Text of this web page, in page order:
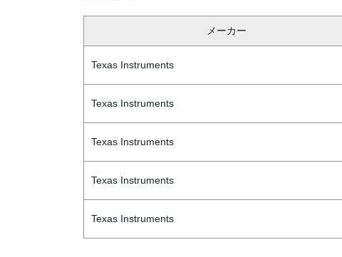
メーカー
Texas Instruments
Texas Instruments
Texas Instruments
Texas Instruments
Texas Instruments